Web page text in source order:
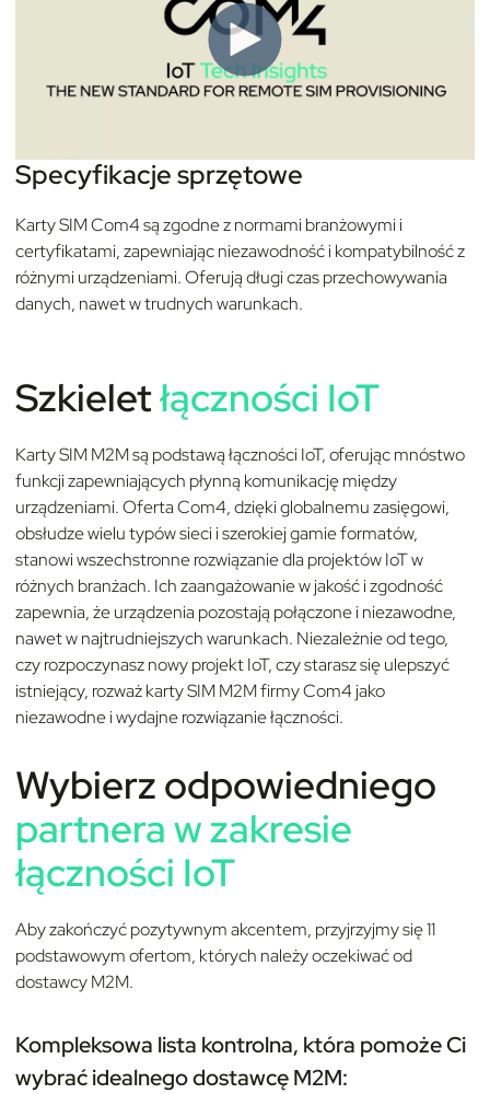
Specyfikacje sprzętowe
Karty SIM Com4 są zgodne z normami branżowymi i
certyfikatami, zapewniając niezawodność i kompatybilność z
różnymi urządzeniami. Oferują długi czas przechowywania
danych, nawet w trudnych warunkach.
Szkieletłączności IoT
Karty SIM M2M są podstawą łączności IoT, oferując mnóstwo
funkcji zapewniających płynną komunikację między
urządzeniami. Oferta Com4, dzięki globalnemu zasięgowi,
obsłudze wielu typów sieci i szerokiej gamie formatów,
stanowi wszechstronne rozwiązanie dla projektów IoT w
różnych branżach. Ich zaangażowanie w jakość i zgodność
zapewnia, że urządzenia pozostają połączone i niezawodne,
nawet w najtrudniejszych warunkach. Niezależnie od tego,
czy rozpoczynasz nowy projekt IoT, czy starasz się ulepszyć
istniejący, rozważ karty SIM M2M firmy Com4 jako
niezawodne i wydajne rozwiązanie łączności.
Wybierz odpowiedniego
partnera w zakresie
łączności IoT
Aby zakończyć pozytywnym akcentem, przyjrzyjmy się 11
podstawowym ofertom, których należy oczekiwać od
dostawcy M2M.
Kompleksowa lista kontrolna, która pomoże Ci
wybrać idealnego dostawcę M2M: